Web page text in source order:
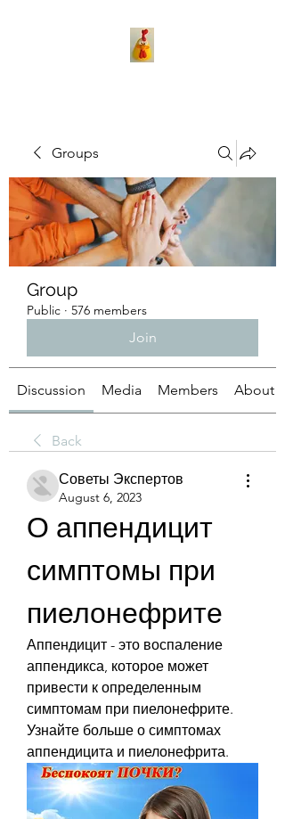
Groups
Group
Public · 576 members
Join
Discussion Media Members About
Back
Советы Экспертов
August 6, 2023
О аппендицит
симптомы при
пиелонефрите
Аппендицит - это воспаление
аппендикса, которое может
привести к определенным
симптомам при пиелонефрите.
Узнайте больше о симптомах
аппендицита и пиелонефрита.